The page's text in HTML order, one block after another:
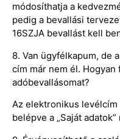
módosíthatja a
pedig a bevallási
16SZJA bevallást kell
8. Van ügyfélkapum, de
cím már nem él.
adóbevallásomat?
Az elektronikus
belépve a „Saját